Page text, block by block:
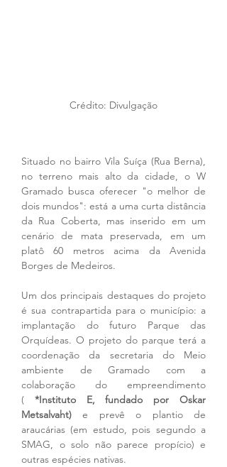
Crédito: Divulgação
Situado no bairro Vila Suíça (Rua Berna),
no terreno mais alto da cidade, o W
Gramado busca oferecer "o melhor de
dois mundos": está a uma curta distância
da Rua Coberta, mas inserido em um
cenário de mata preservada, em um
platô 60 metros acima da Avenida
Borges de Medeiros.
Um dos principais destaques do projeto
é sua contrapartida para o município: a
implantação do futuro Parque das
Orquídeas. O projeto do parque terá a
coordenação da secretaria do Meio
ambiente de Gramado com a
colaboração do empreendimento
( *Instituto E, fundado por Oskar
Metsalvaht) e prevê o plantio de
araucárias (em estudo, pois segundo a
SMAG, o solo não parece propício) e
outras espécies nativas.